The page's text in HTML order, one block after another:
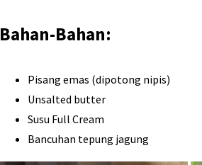
Bahan-Bahan:
Pisang emas (dipotong nipis)
Unsalted butter
Susu Full Cream
Bancuhan tepung jagung